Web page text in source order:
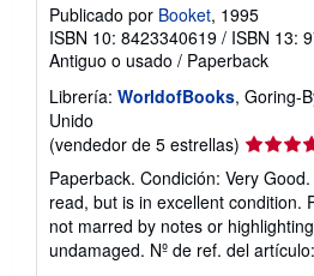
Publicado por Booket, 1995
ISBN 10: 8423340619 / ISBN 13:
Antiguo o usado / Paperback
Librería: WorldofBooks, Goring-
Unido
(vendedor de 5 estrellas)
5
de
5
Paperback. Condición: Very
read, but is in excellent condition.
not marred by notes or
undamaged. Nº de ref. del